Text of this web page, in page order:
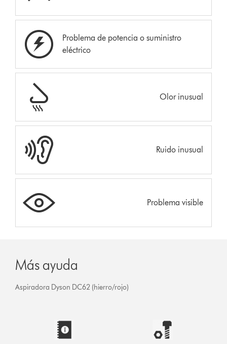
Problema de potencia o suministro
eléctrico
Olor inusual
Ruido inusual
Problema visible
Más ayuda
Aspiradora Dyson DC62 (hierro/rojo)